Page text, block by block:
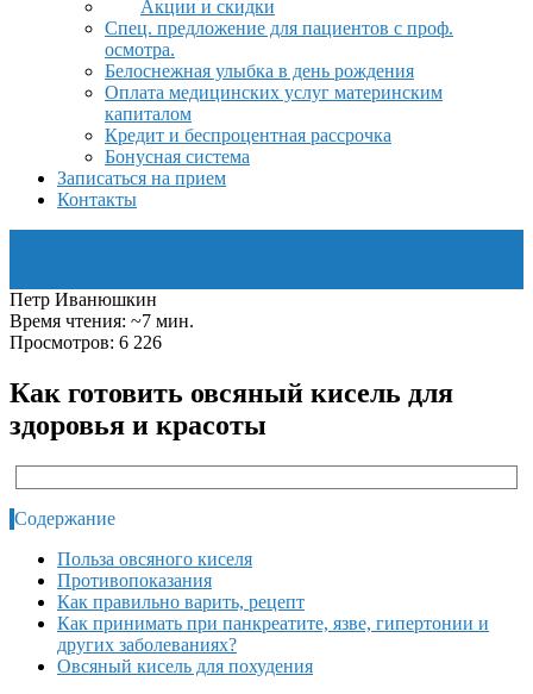
Акции и скидки
Спец. предложение для пациентов с проф.
осмотра.
Белоснежная улыбка в день рождения
Оплата медицинских услуг материнским
капиталом
Кредит и беспроцентная рассрочка
Бонусная система
Записаться на прием
Контакты
Петр Иванюшкин
Время чтения: ~7 мин.
Просмотров: 6 226
Как готовить овсяный кисель для
здоровья и красоты
Содержание
Польза овсяного киселя
Противопоказания
Как правильно варить, рецепт
Как принимать при панкреатите, язве, гипертонии и
других заболеваниях?
Овсяный кисель для похудения